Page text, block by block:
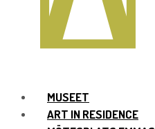
MUSEET
ART IN RESIDENCE